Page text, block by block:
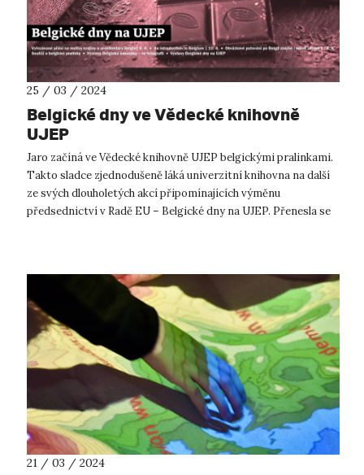
25 / 03 / 2024
Belgické dny ve Vědecké knihovně
UJEP
Jaro začíná ve Vědecké knihovně UJEP belgickými pralinkami.
Takto sladce zjednodušeně láká univerzitní knihovna na další
ze svých dlouholetých akcí připomínajících výměnu
předsednictví v Radě EU – Belgické dny na UJEP. Přenesla se
21 / 03 / 2024